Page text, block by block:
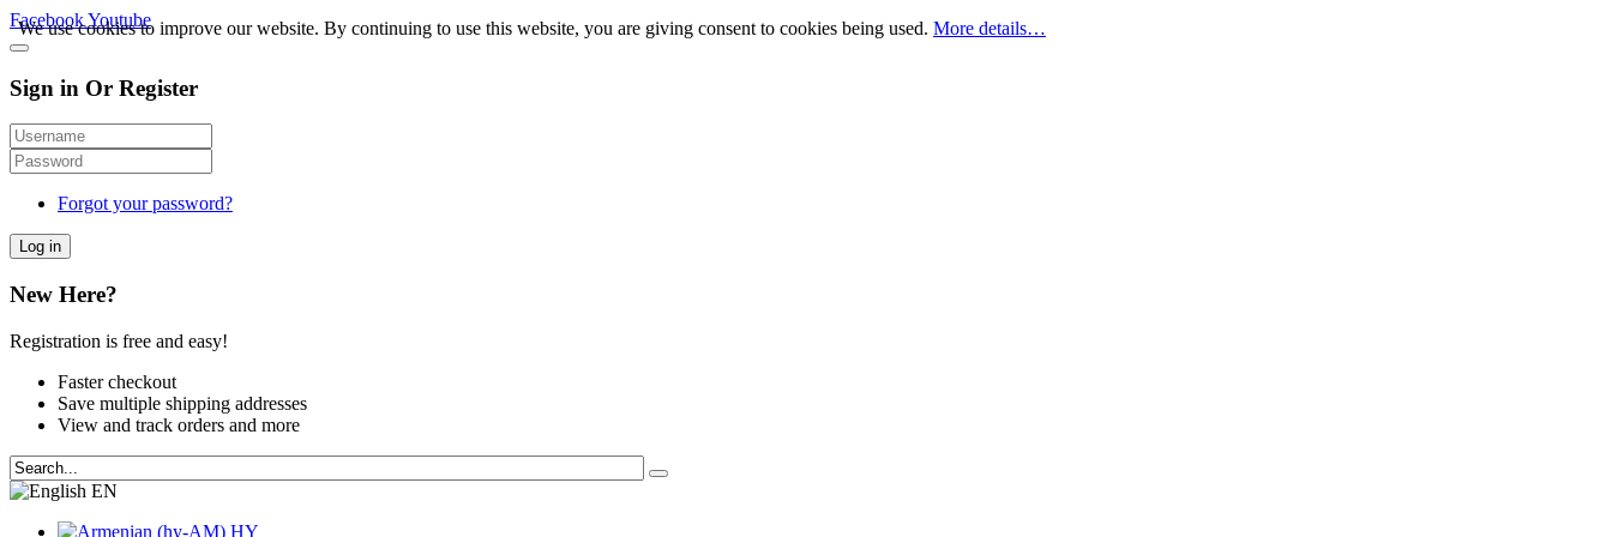
FacebookYoutube
Sign in Or Register
Forgot your password?
Log in
New Here?
Registration is free and easy!
Faster checkout
Save multiple shipping addresses
View and track orders and more
EN
HY
We use cookies to improve our website. By continuing to use this website, you are giving consent to cookies being used. More details…